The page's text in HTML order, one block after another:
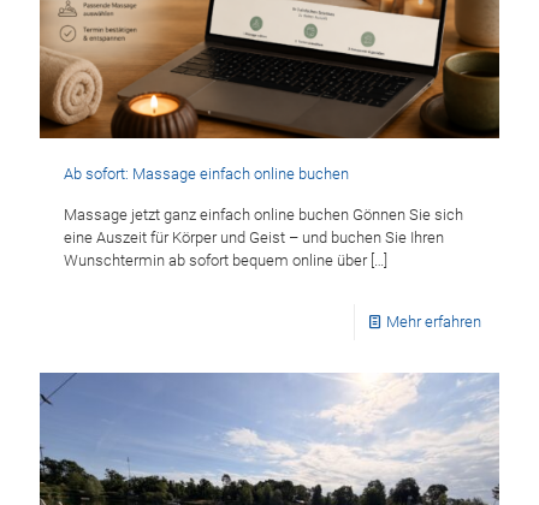
Ab sofort: Massage einfach online buchen
Massage jetzt ganz einfach online buchen Gönnen Sie sich
eine Auszeit für Körper und Geist – und buchen Sie Ihren
Wunschtermin ab sofort bequem online über[…]
Mehr erfahren